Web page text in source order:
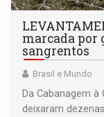
marcada por
sangrentos
Brasil e Mundo
Da Cabanagem
deixaram